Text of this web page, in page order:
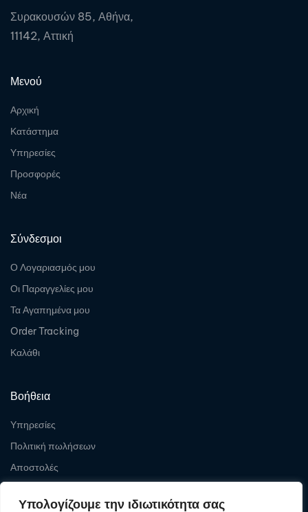
Υπολογίζουμε την ιδιωτικότητα σας
Συρακουσών 85, Αθήνα,
11142, Αττική
Μενού
Αρχική
Κατάστημα
Υπηρεσίες
Προσφορές
Νέα
Σύνδεσμοι
Ο Λογαριασμός μου
Οι Παραγγελίες μου
Τα Αγαπημένα μου
Order Tracking
Καλάθι
Βοήθεια
Υπηρεσίες
Πολιτική πωλήσεων
Αποστολές